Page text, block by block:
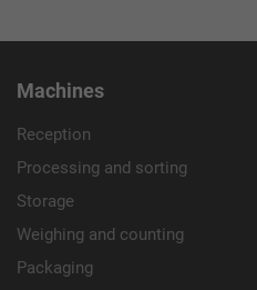
Machines
Reception
Processing and sorting
Storage
Weighing and counting
Packaging
Name
Lifetime 2 Jahre